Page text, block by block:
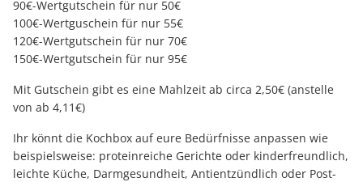
90€-Wertgutschein für nur 50€
100€-Wertguschein für nur 55€
120€-Wertgutschein für nur 70€
150€-Wertgutschein für nur 95€
Mit Gutschein gibt es eine Mahlzeit ab circa 2,50€ (anstelle
von ab 4,11€)
Ihr könnt die Kochbox auf eure Bedürfnisse anpassen wie
beispielsweise: proteinreiche Gerichte oder kinderfreundlich,
leichte Küche, Darmgesundheit, Antientzündlich oder Post-